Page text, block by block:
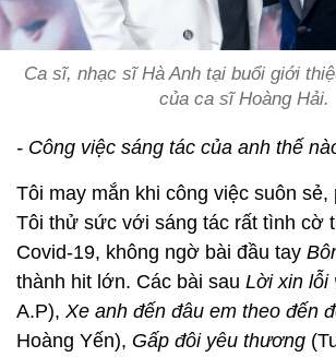
Ca sĩ, nhạc sĩ Hà Anh tại buổi giới
của ca sĩ Hoàng Hải.
- Công việc sáng tác của anh thế
Tôi may mắn khi công việc suôn sẻ,
Tôi thử sức với sáng tác rất tình cờ
Covid-19, không ngờ bài đầu tay
thành hit lớn. Các bài sau Lời xin lỗi
A.P), Xe anh đến đâu em theo đến
Hoàng Yến), Gấp đôi yêu thương